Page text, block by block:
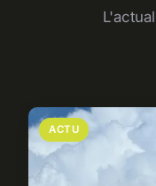
ACTU